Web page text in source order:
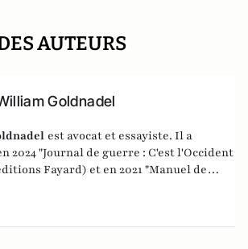
AUTEURS
Goldnadel
est avocat et essayiste. Il a
2024 "Journal de guerre : C'est l'Occident
Fayard) et en 2021 "Manuel de
d'extrême-gauche" (Les Nouvelles